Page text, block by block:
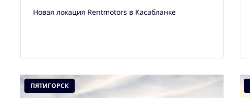
Новая локация Rentmotors в Касабланке
ПЯТИГОРСК